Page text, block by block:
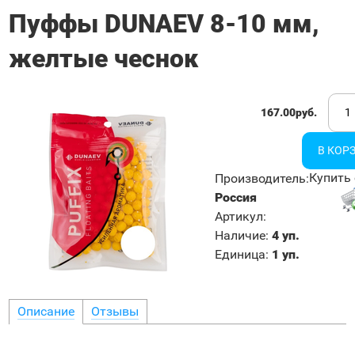
Пуффы DUNAEV 8-10 мм,
желтые чеснок
167.00руб.
Производитель:
Россия
Артикул:
Наличие: 4 уп.
Единица: 1 уп.
Купить
Описание Отзывы